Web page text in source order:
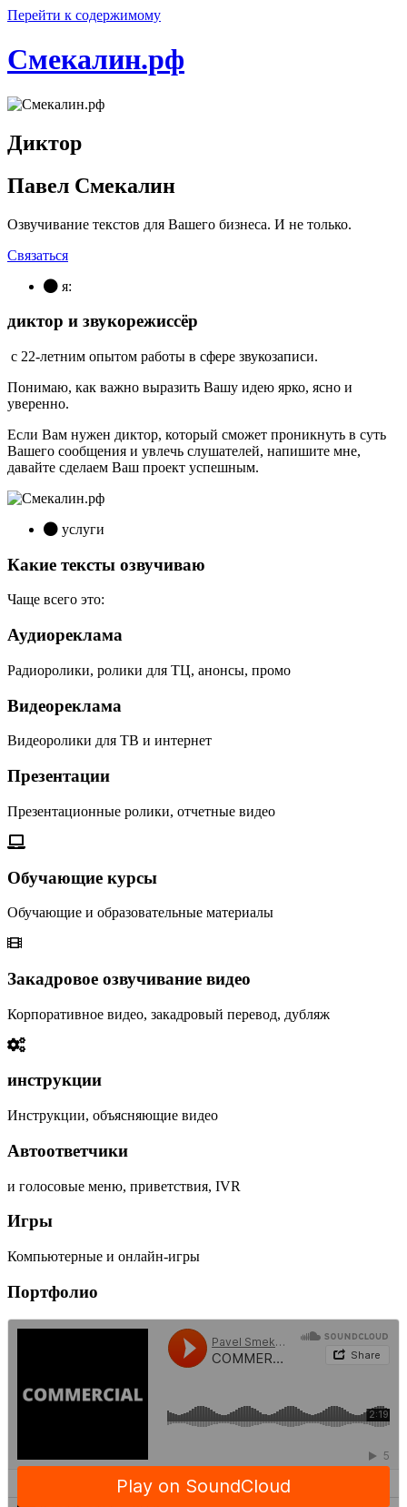
Перейти к содержимому
Смекалин.рф
Диктор
Павел Смекалин
Озвучивание текстов для Вашего бизнеса. И не только.
Связаться
я:
диктор и звукорежиссёр
с 22-летним опытом работы в сфере звукозаписи.
Понимаю, как важно выразить Вашу идею ярко, ясно и
уверенно.
Если Вам нужен диктор, который сможет проникнуть в суть
Вашего сообщения и увлечь слушателей, напишите мне,
давайте сделаем Ваш проект успешным.
услуги
Какие тексты озвучиваю
Чаще всего это:
Аудиореклама
Радиоролики, ролики для ТЦ, анонсы, промо
Видеореклама
Видеоролики для ТВ и интернет
Презентации
Презентационные ролики, отчетные видео
Обучающие курсы
Обучающие и образовательные материалы
Закадровое озвучивание видео
Корпоративное видео, закадровый перевод, дубляж
инструкции
Инструкции, объясняющие видео
Автоответчики
и голосовые меню, приветствия, IVR
Игры
Компьютерные и онлайн-игры
Портфолио